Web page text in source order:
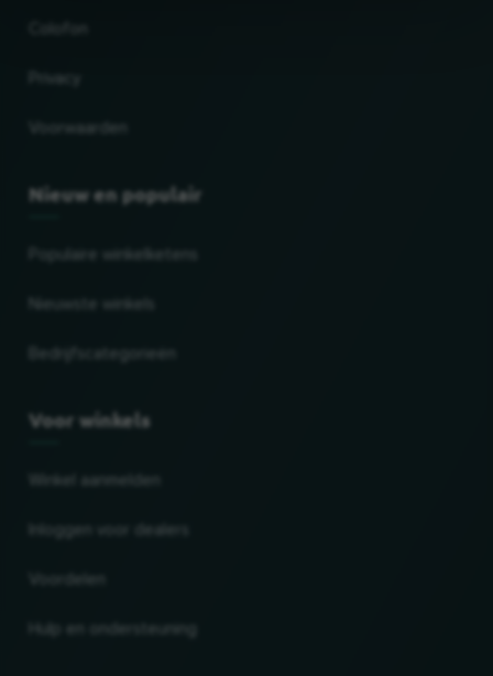
Voorwaarden
Nieuw en populair
Populaire winkelketens
Voor winkels
Winkel aanmelden